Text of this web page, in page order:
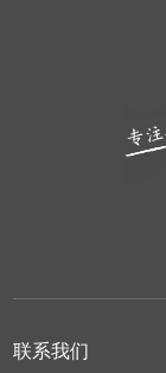
联系我们